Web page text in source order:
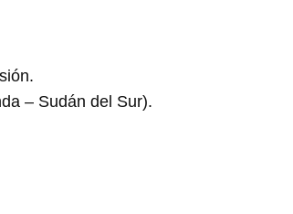
– Sudán del Sur).